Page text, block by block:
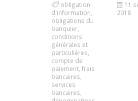
obligation
d'information
obligations du
banquier
conditions
générales et
particulières
compte de
paiement frais
bancaires
services
bancaires
11
2018